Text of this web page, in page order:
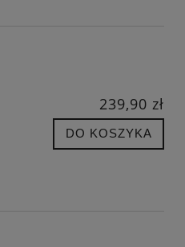
239,90 zł
DO KOSZYKA